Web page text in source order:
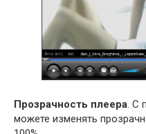
Прозрачность плеера. С
можете изменять